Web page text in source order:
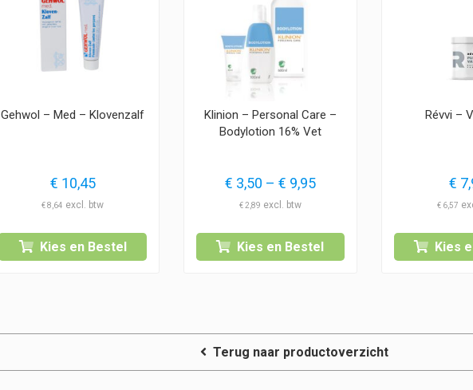
Gehwol – Med – Klovenzalf
€ 10,45
€8,64
Kies en Bestel
Klinion – Personal Care –
Bodylotion 16% Vet
€ 3,50 – € 9,95Prijsklasse:
€ 9,95
€2,89
Kies en Bestel
Révvi –
€
€6,57
Kies
Terug naar productoverzicht